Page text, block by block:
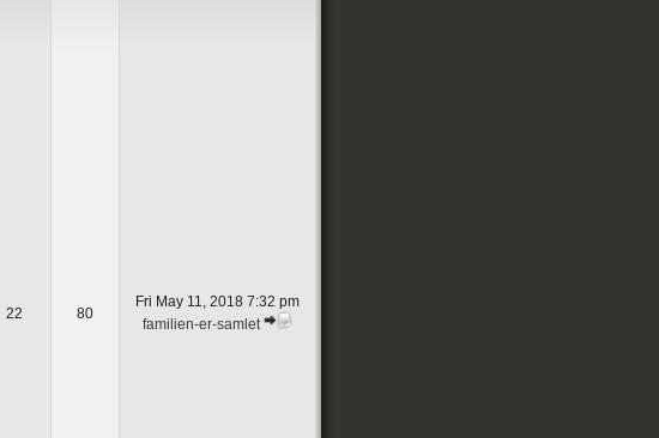
22 80
Fri May 11, 2018 7:32 pm
familien-er-samlet